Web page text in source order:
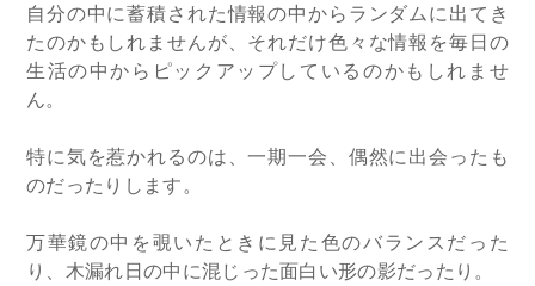
自分の中に蓄積された情報の中からランダムに出てき
たのかもしれませんが、それだけ色々な情報を毎日の
生活の中からピックアップしているのかもしれませ
ん。
特に気を惹かれるのは、一期一会、偶然に出会ったも
のだったりします。
万華鏡の中を覗いたときに見た色のバランスだった
り、木漏れ日の中に混じった面白い形の影だったり。